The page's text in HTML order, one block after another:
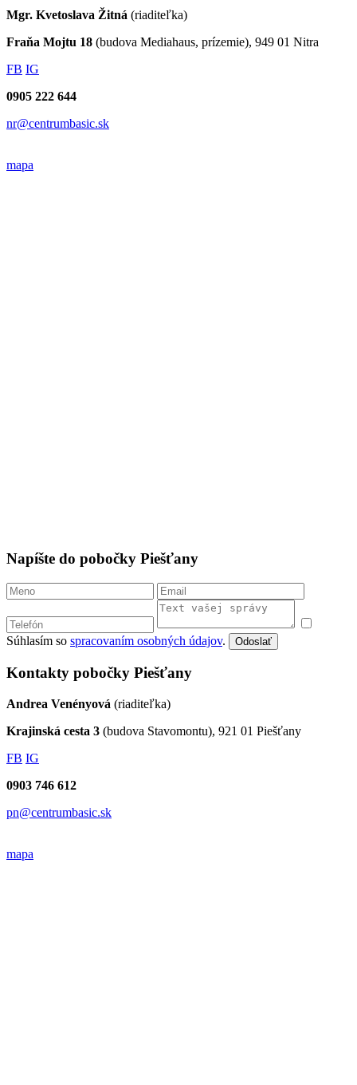
Mgr. Kvetoslava Žitná (riaditeľka)
Fraňa Mojtu 18 (budova Mediahaus, prízemie), 949 01 Nitra
FB IG
0905 222 644
nr@centrumbasic.sk
mapa
Napíšte do pobočky Piešťany
Súhlasím so spracovaním osobných údajov. Odoslať
Kontakty pobočky Piešťany
Andrea Venényová (riaditeľka)
Krajinská cesta 3 (budova Stavomontu), 921 01 Piešťany
FB IG
0903 746 612
pn@centrumbasic.sk
mapa